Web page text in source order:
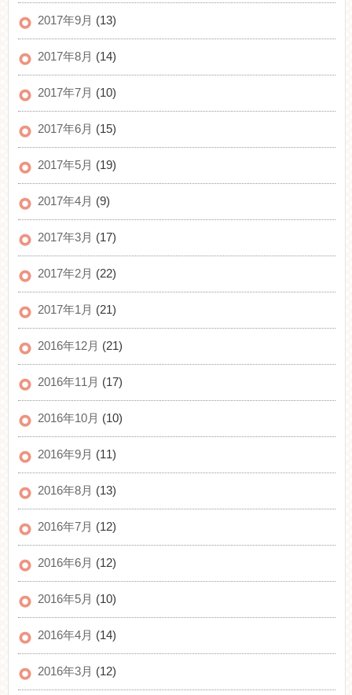
2017年9月 (13)
2017年8月 (14)
2017年7月 (10)
2017年6月 (15)
2017年5月 (19)
2017年4月 (9)
2017年3月 (17)
2017年2月 (22)
2017年1月 (21)
2016年12月 (21)
2016年11月 (17)
2016年10月 (10)
2016年9月 (11)
2016年8月 (13)
2016年7月 (12)
2016年6月 (12)
2016年5月 (10)
2016年4月 (14)
2016年3月 (12)